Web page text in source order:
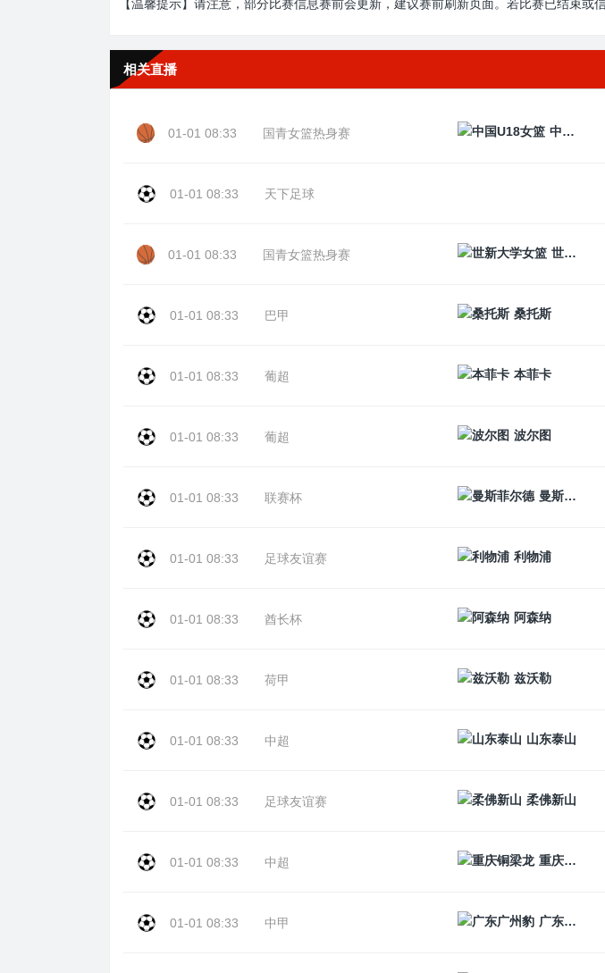
【温馨提示】请注意，部分比赛信息赛前会更新，建议赛前刷新页面。若比赛已结束或
相关直播
01-01 08:33 国青女篮热身赛 中国U18女篮
01-01 08:33 天下足球
01-01 08:33 国青女篮热身赛 世新大学女篮
01-01 08:33 巴甲 桑托斯
01-01 08:33 葡超 本菲卡
01-01 08:33 葡超 波尔图
01-01 08:33 联赛杯 曼斯菲尔德
01-01 08:33 足球友谊赛 利物浦
01-01 08:33 酋长杯 阿森纳
01-01 08:33 荷甲 兹沃勒
01-01 08:33 中超 山东泰山
01-01 08:33 足球友谊赛 柔佛新山
01-01 08:33 中超 重庆铜梁龙
01-01 08:33 中甲 广东广州豹